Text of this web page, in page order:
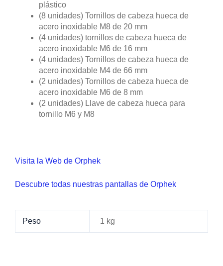
plástico
(8 unidades) Tornillos de cabeza hueca de
acero inoxidable M8 de 20 mm
(4 unidades) tornillos de cabeza hueca de
acero inoxidable M6 de 16 mm
(4 unidades) Tornillos de cabeza hueca de
acero inoxidable M4 de 66 mm
(2 unidades) Tornillos de cabeza hueca de
acero inoxidable M6 de 8 mm
(2 unidades) Llave de cabeza hueca para
tornillo M6 y M8
Visita la Web de Orphek
Descubre todas nuestras pantallas de Orphek
Peso 1 kg